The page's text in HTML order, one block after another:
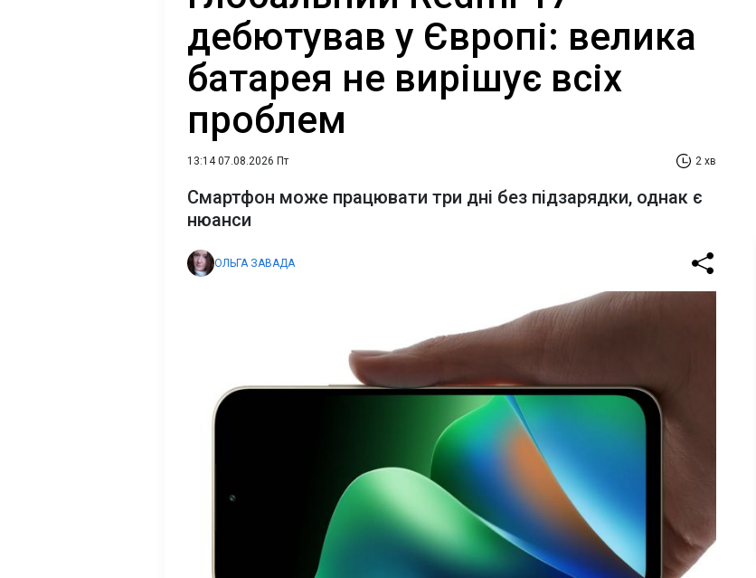
дебютував у Європі: велика
батарея не вирішує всіх
проблем
13:14 07.08.2026 Пт 2 хв
Смартфон може працювати три дні без підзарядки, однак є
нюанси
ОЛЬГА ЗАВАДА